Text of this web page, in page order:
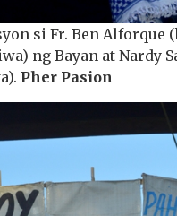
si Fr. Ben Alforque
ng Bayan at Nardy
Pher Pasion